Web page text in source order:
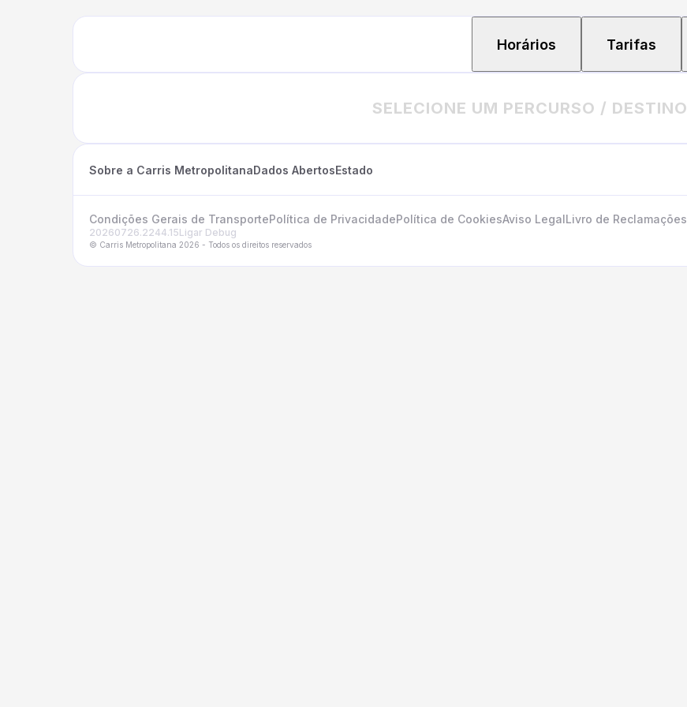
Horários Tarifas
SELECIONE UM PERCURSO / DESTINO
Sobre a Carris MetropolitanaDados AbertosEstado
Condições Gerais de TransportePolítica de PrivacidadePolítica de CookiesAviso LegalLivro de Reclamações
20260726.2244.15Ligar Debug
© Carris Metropolitana 2026 - Todos os direitos reservados